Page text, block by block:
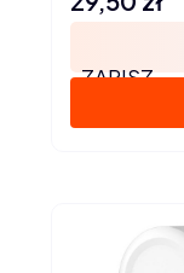
ZAPISZ